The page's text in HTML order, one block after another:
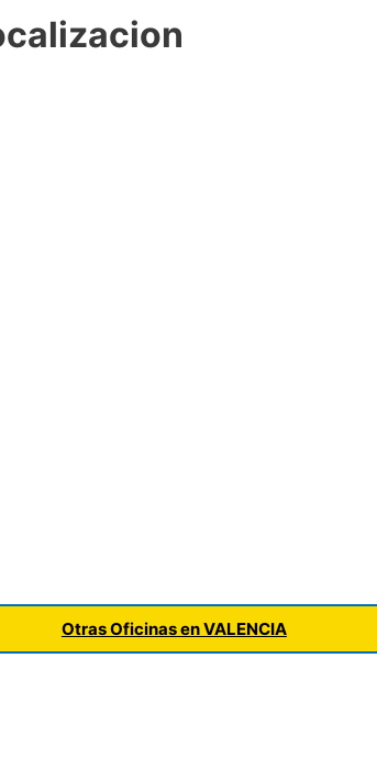
Otras Oficinas en VALENCIA